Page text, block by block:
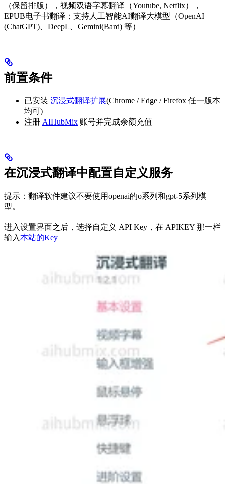
（保留排版），视频双语字幕翻译（Youtube, Netflix），
EPUB电子书翻译；支持人工智能AI翻译大模型（OpenAI
(ChatGPT)、DeepL、Gemini(Bard) 等）
前置条件
已安装 沉浸式翻译扩展(Chrome / Edge / Firefox 任一版本
均可)
注册 AIHubMix 账号并完成余额充值
在沉浸式翻译中配置自定义服务
提示：翻译软件建议不要使用openai的o系列和gpt-5系列模
型。
进入设置界面之后，选择自定义 API Key，在 APIKEY 那一栏
输入本站的Key